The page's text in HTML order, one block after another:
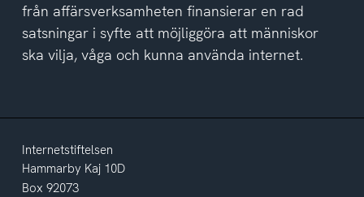
från affärsverksamheten finansierar en rad
satsningar i syfte att möjliggöra att människor
ska vilja, våga och kunna använda internet.
Internetstiftelsen
Hammarby Kaj 10D
Box 92073